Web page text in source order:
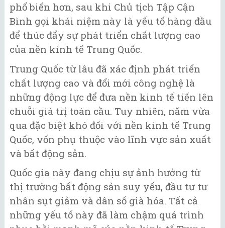
phổ biến hơn, sau khi Chủ tịch Tập Cận
Bình gọi khái niệm này là yếu tố hàng đầu
để thúc đẩy sự phát triển chất lượng cao
của nền kinh tế Trung Quốc.
Trung Quốc từ lâu đã xác định phát triển
chất lượng cao và đổi mới công nghệ là
những động lực để đưa nền kinh tế tiến lên
chuỗi giá trị toàn cầu. Tuy nhiên, năm vừa
qua đặc biệt khó đối với nền kinh tế Trung
Quốc, vốn phụ thuộc vào lĩnh vực sản xuất
và bất động sản.
Quốc gia này đang chịu sự ảnh hưởng từ
thị trường bất động sản suy yếu, đầu tư tư
nhân sụt giảm và dân số già hóa. Tất cả
những yếu tố này đã làm chậm quá trình